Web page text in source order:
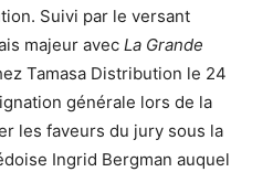
Suivi par le versant
majeur avec La Grande
Tamasa Distribution le 24
générale lors de la
les faveurs du jury sous la
Ingrid Bergman auquel